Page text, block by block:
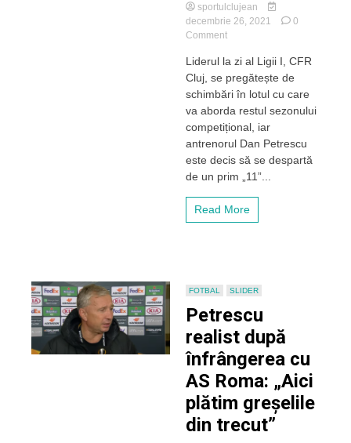
sportulclujean
decembrie 26, 2021
0
Commenton
lui
Petrescu.
11
jucători
putea
pleca
de
la
Cluj
Liderul la zi al Ligii I, CFR
Cluj, se pregătește de
schimbări în lotul cu care
va aborda restul sezonului
competițional, iar
antrenorul Dan Petrescu
este decis să se despartă
de un prim „11”...
Read More
FOTBAL SLIDER
Petrescu
realist după
înfrângerea cu
AS Roma: „Aici
plătim greșelile
din trecut”